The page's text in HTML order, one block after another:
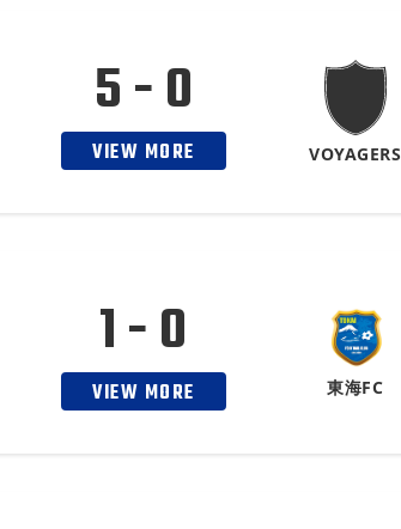
5 - 0
VIEW MORE VOYAGERS
1 - 0
VIEW MORE 東海FC